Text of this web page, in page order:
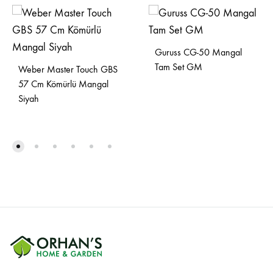
Weber Master Touch GBS
57 Cm Kömürlü Mangal
Siyah
Guruss CG-50 Mangal
Tam Set GM